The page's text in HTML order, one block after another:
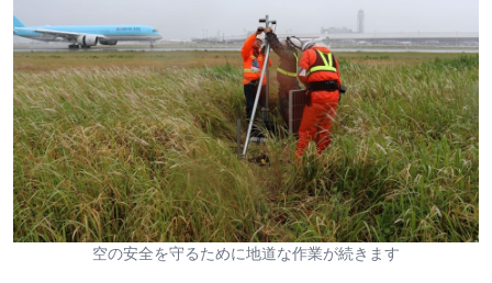
空の安全を守るために地道な作業が続きます